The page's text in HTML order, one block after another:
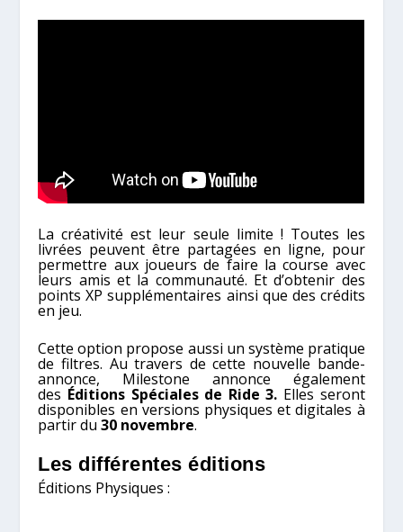
La créativité est leur seule limite ! Toutes les
livrées peuvent être partagées en ligne, pour
permettre aux joueurs de faire la course avec
leurs amis et la communauté. Et d’obtenir des
points XP supplémentaires ainsi que des crédits
en jeu.
Cette option propose aussi un système pratique
de filtres. Au travers de cette nouvelle bande-
annonce, Milestone annonce également
des Éditions Spéciales de Ride 3. Elles seront
disponibles en versions physiques et digitales à
partir du 30 novembre.
Les différentes éditions
Éditions Physiques :